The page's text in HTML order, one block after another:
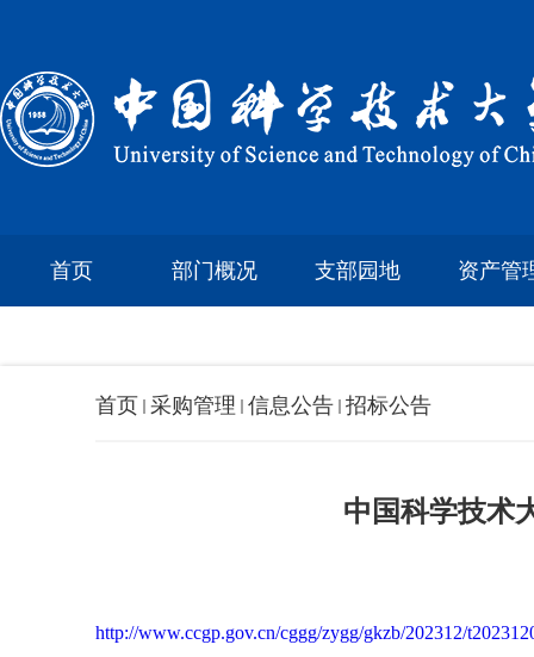
首页 部门概况 支部园地 资产管
首页 采购管理 信息公告 招标公告
中国科学技术
http://www.ccgp.gov.cn/cggg/zygg/gkzb/202312/